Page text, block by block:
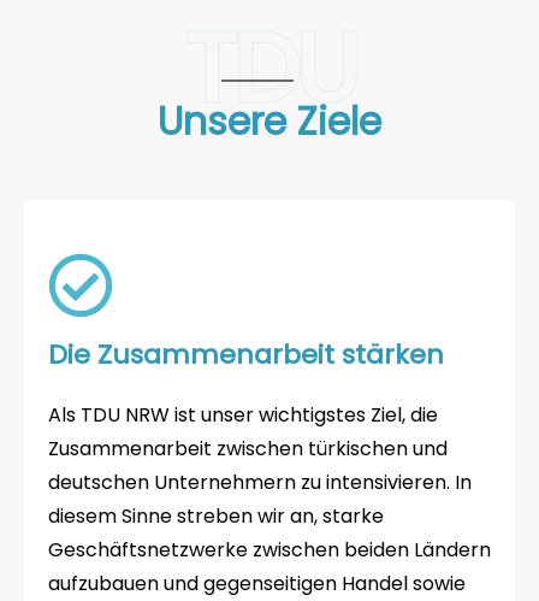
TDU
Unsere Ziele
Die Zusammenarbeit stärken
Als TDU NRW ist unser wichtigstes Ziel, die
Zusammenarbeit zwischen türkischen und
deutschen Unternehmern zu intensivieren. In
diesem Sinne streben wir an, starke
Geschäftsnetzwerke zwischen beiden Ländern
aufzubauen und gegenseitigen Handel sowie